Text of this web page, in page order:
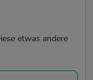
etwas andere